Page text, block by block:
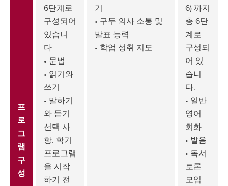
프
로
그
램
구
성
6단계로
구성되어
있습니
다.
• 문법
• 읽기와
쓰기
• 말하기
와 듣기
선택 사
항: 학기
프로그램
을 시작
하기 전
기
• 구두 의사 소통 및
발표 능력
• 학업 성취 지도
6) 까지
총 6단
계로
구성되
어 있
습니
다.
• 일반
영어
회화
• 발음
• 독서
토론
모임